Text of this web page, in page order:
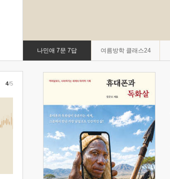
나민애 7문 7답 여름방학 클래스24
4/5